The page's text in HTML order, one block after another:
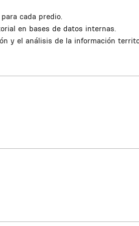
cada predio.
en bases de datos internas.
y el análisis de la información